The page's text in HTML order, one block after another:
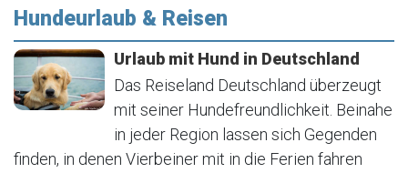
Hundeurlaub & Reisen
Urlaub mit Hund in Deutschland
Das Reiseland Deutschland überzeugt
mit seiner Hundefreundlichkeit. Beinahe
in jeder Region lassen sich Gegenden
finden, in denen Vierbeiner mit in die Ferien fahren